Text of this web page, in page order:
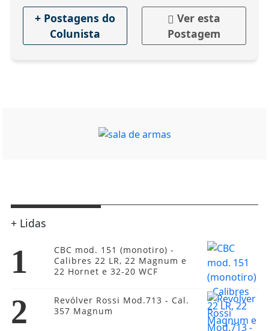
+ Postagens do
Colunista
Ver esta
Postagem
+ Lidas
1
CBC mod. 151 (monotiro) -
Calibres 22 LR, 22 Magnum e
22 Hornet e 32-20 WCF
2
Revólver Rossi Mod.713 - Cal.
357 Magnum